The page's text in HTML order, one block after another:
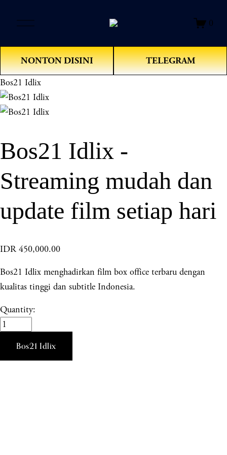
e
n
M
e
u
0
NONTON DISINI TELEGRAM
Bos21 Idlix
Bos21 Idlix -
Streaming mudah dan
update film setiap hari
IDR 450,000.00
Bos21 Idlix menghadirkan film box office terbaru dengan
kualitas tinggi dan subtitle Indonesia.
Quantity:
Bos21 Idlix